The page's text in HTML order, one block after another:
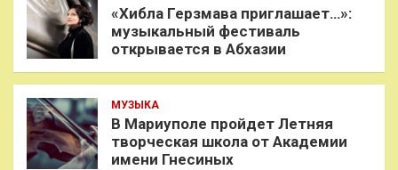
«Хибла Герзмава приглашает…»:
музыкальный фестиваль
открывается в Абхазии
МУЗЫКА
В Мариуполе пройдет Летняя
творческая школа от Академии
имени Гнесиных